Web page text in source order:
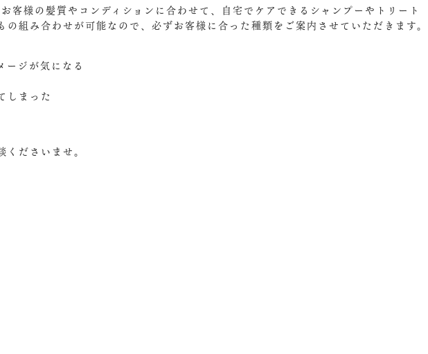
客様の髪質やコンディションに合わせて、自宅でケアできるシャンプーやトリート
の組み合わせが可能なので、必ずお客様に合った種類をご案内させていただきます。
ージが気になる
しまった
ださいませ。